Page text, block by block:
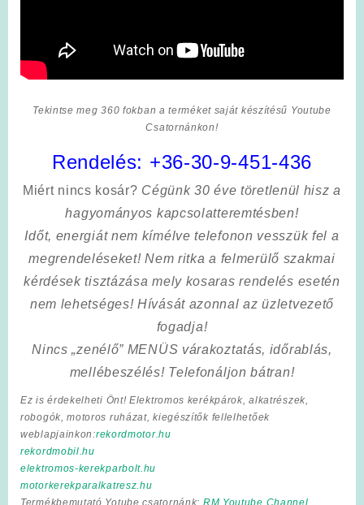
Tekintse meg 360 fokban a terméket saját készítésű Youtube
Csatornánkon!
Rendelés: +36-30-9-451-436
Miért nincs kosár? Cégünk 30 éve töretlenül hisz a
hagyományos kapcsolatteremtésben!
Időt, energiát nem kímélvetelefonon vesszük fel a
megrendeléseket! Nem ritka a felmerülő szakmai
kérdések tisztázása mely kosaras rendelés esetén
nem lehetséges! Hívását azonnal az üzletvezető
fogadja!
Nincs „zenélő” MENÜS várakoztatás, időrablás,
mellébeszélés! Telefonáljon bátran!
Ez is érdekelheti Önt! Elektromos kerékpárok, alkatrészek,
robogók, motoros ruházat, kiegészítők fellelhetőek
weblapjainkon:rekordmotor.hu
rekordmobil.hu
elektromos-kerekparbolt.hu
motorkerekparalkatresz.hu
Termékbemutató Yotube csatornánk: RM Youtube Channel